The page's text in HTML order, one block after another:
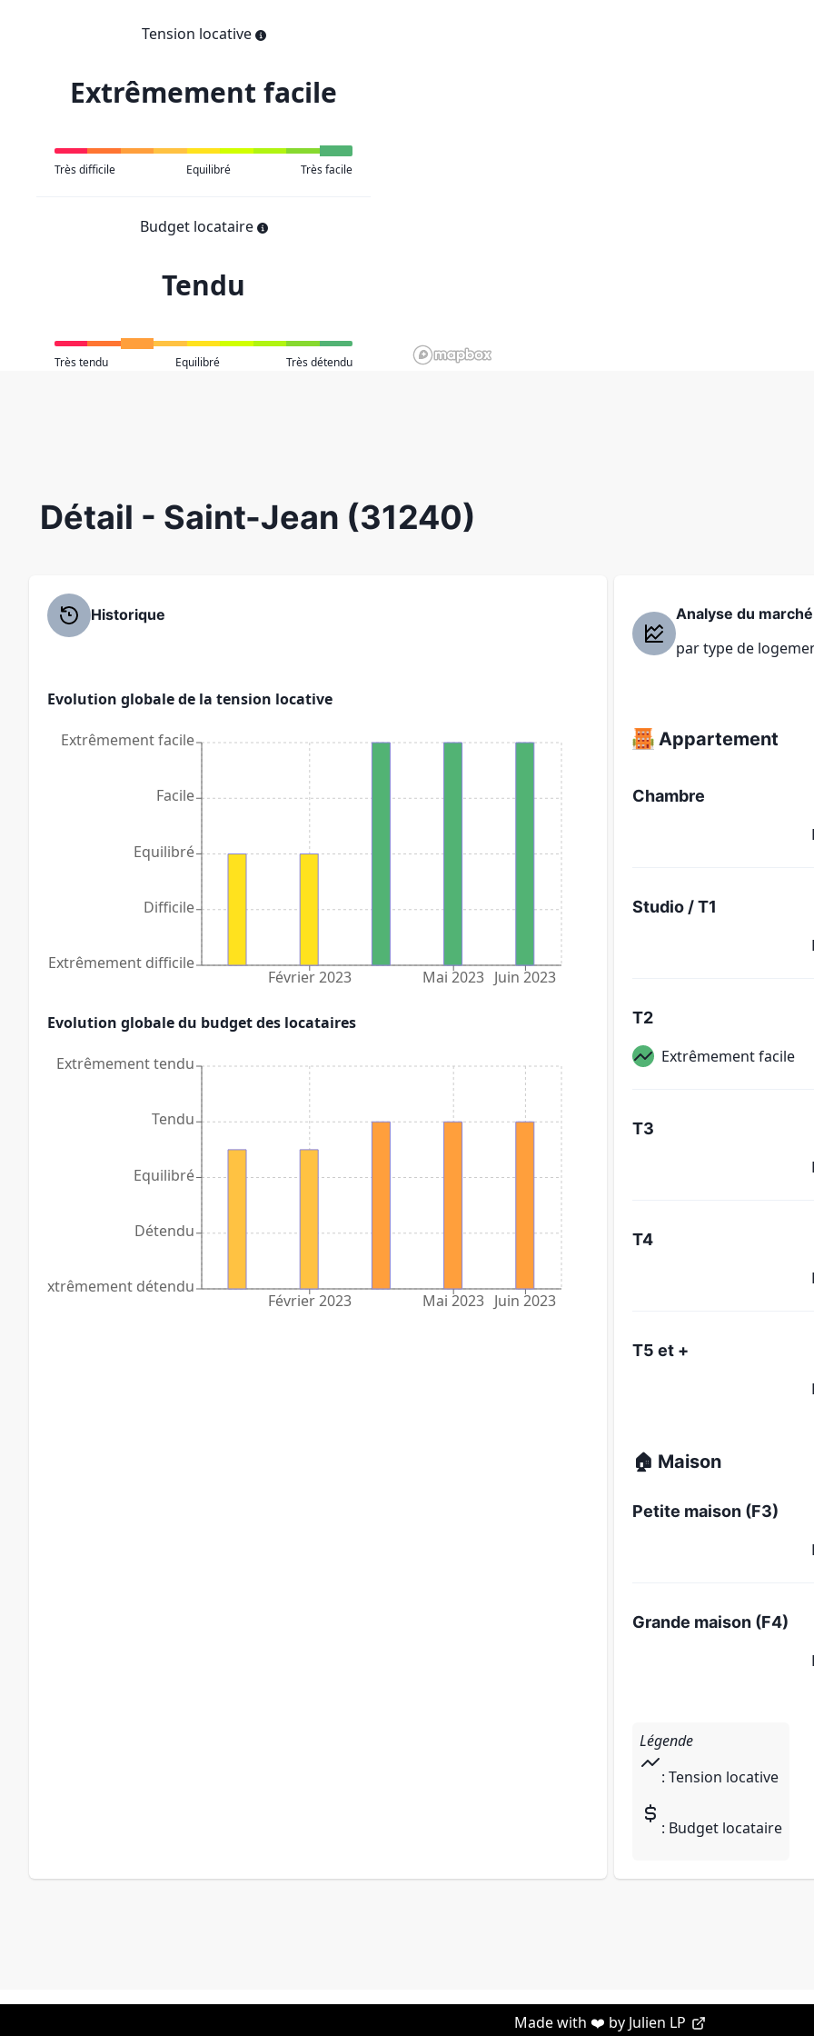
Tension locative
Extrêmement facile
Très difficile Equilibré Très facile
Budget locataire
Tendu
Très tendu Equilibré Très détendu
Détail - Saint-Jean (31240)
Historique
Evolution globale de la tension locative
Février 2023 Mai 2023 Juin 2023
Extrêmement difficile
Difficile
Equilibré
Facile
Extrêmement facile
Evolution globale du budget des locataires
Février 2023 Mai 2023 Juin 2023
Extrêmement détendu
Détendu
Equilibré
Tendu
Extrêmement tendu
Analyse du marché
par type de
Appartement
Chambre
Studio / T1
T2
Extrêmement facile
T3
T4
T5 et +
🏠 Maison
Petite maison (F3)
Grande maison (F4)
Légende
: Tension locative
: Budget locataire
Made with ❤️ by Julien LP